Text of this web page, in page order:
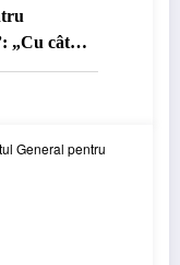
„Cu cât